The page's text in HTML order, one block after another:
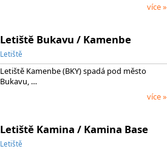
více »
Letiště Bukavu / Kamenbe
Letiště
Letiště Kamenbe (BKY) spadá pod město
Bukavu, …
více »
Letiště Kamina / Kamina Base
Letiště